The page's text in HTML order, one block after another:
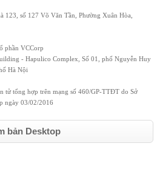
123, số 127 Võ Văn Tần, Phường Xuân Hòa,
phần VCCorp
- Hapulico Complex, Số 01, phố Nguyễn Huy
Hà Nội
tử tổng hợp trên mạng số 460/GP-TTĐT do Sở
ngày 03/02/2016
bản Desktop